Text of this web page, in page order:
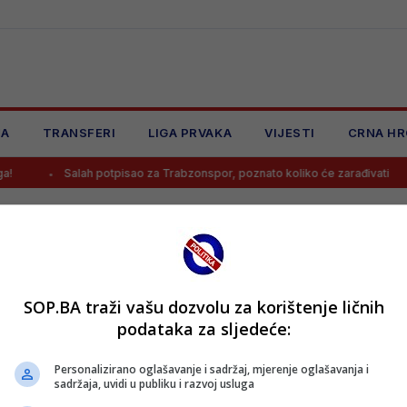
TRANSFERI LIGA PRVAKA VIJESTI CRNA
Salah potpisao za Trabzonspor, poznato koliko će zarađivati
SOP.BA traži vašu dozvolu za korištenje ličnih
podataka za sljedeće:
Personalizirano oglašavanje i sadržaj, mjerenje oglašavanja i
sadržaja, uvidi u publiku i razvoj usluga